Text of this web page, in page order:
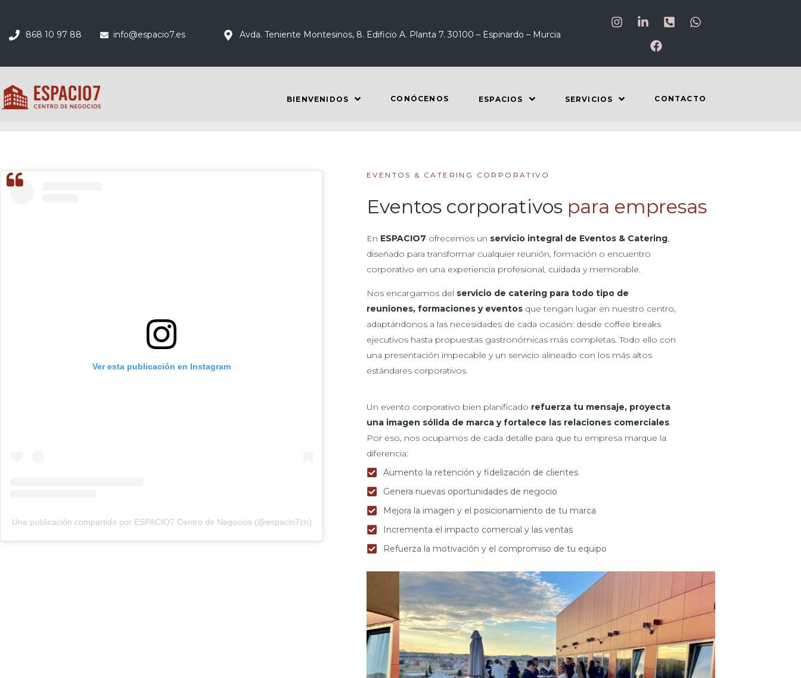
868 10 97 88 info@espacio7.es Avda. Teniente Montesinos, 8. Edificio A. Planta 7. 30100 – Espinardo – Murcia
BIENVENIDOS CONÓCENOS ESPACIOS SERVICIOS CONTACTO
Ver esta publicación en Instagram
Una publicación compartida por ESPACIO7 Centro de Negocios (@espacio7cn)
EVENTOS & CATERING CORPORATIVO
Eventos corporativos para empresas
En ESPACIO7 ofrecemos un servicio integral de Eventos & Catering,
diseñado para transformar cualquier reunión, formación o encuentro
corporativo en una experiencia profesional, cuidada y memorable.
Nos encargamos del servicio de catering para todo tipo de
reuniones, formaciones y eventos que tengan lugar en nuestro centro,
adaptándonos a las necesidades de cada ocasión: desde coffee breaks
ejecutivos hasta propuestas gastronómicas más completas. Todo ello con
una presentación impecable y un servicio alineado con los más altos
estándares corporativos.
Un evento corporativo bien planificado refuerza tu mensaje, proyecta
una imagen sólida de marca y fortalece las relaciones comerciales.
Por eso, nos ocupamos de cada detalle para que tu empresa marque la
diferencia:
Aumento la retención y fidelización de clientes
Genera nuevas oportunidades de negocio
Mejora la imagen y el posicionamiento de tu marca
Incrementa el impacto comercial y las ventas
Refuerza la motivación y el compromiso de tu equipo